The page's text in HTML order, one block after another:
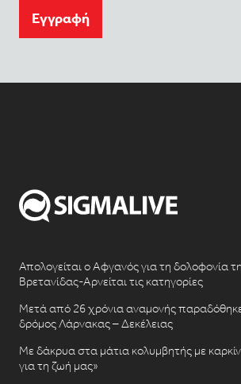
Eγγραφή
Απολογείται ο Αφγανός για τη δολοφονία
Βρετανίδας-Αρνείται τις κατηγορίες
Μετά από 26 χρόνια αναμονής
δρόμος Λάρνακας – Δεκέλειας
Με δάκρυα στα μάτια κολυμβητής με
για τη ζωή μας»